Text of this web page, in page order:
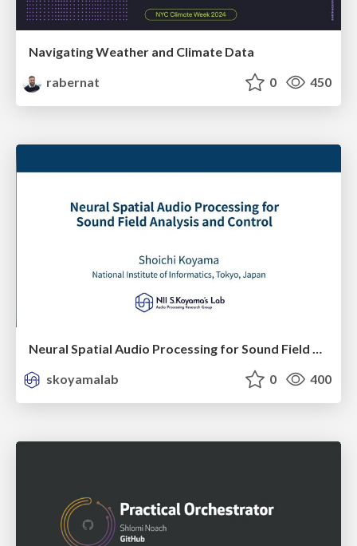
Navigating Weather and Climate Data
rabernat
0 450
Neural Spatial Audio Processing for Sound Field Analysis and Control
skoyamalab
0 400